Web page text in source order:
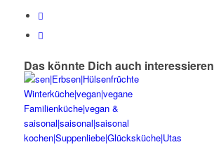
Das könnte Dich auch interessieren